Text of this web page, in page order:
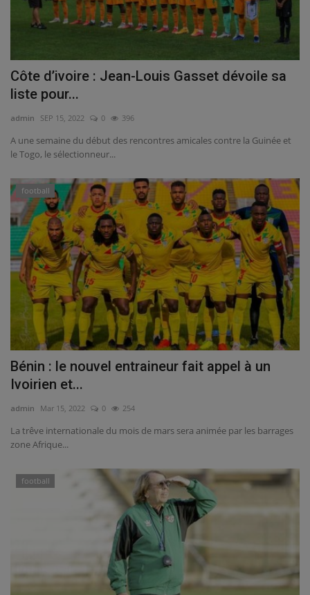
Côte d’ivoire : Jean-Louis Gasset dévoile sa
liste pour...
admin SEP 15, 2022 0 396
A une semaine du début des rencontres amicales contre la Guinée et
le Togo, le sélectionneur...
football
Bénin : le nouvel entraineur fait appel à un
Ivoirien et...
admin Mar 15, 2022 0 254
La trêve internationale du mois de mars sera animée par les barrages
zone Afrique...
football